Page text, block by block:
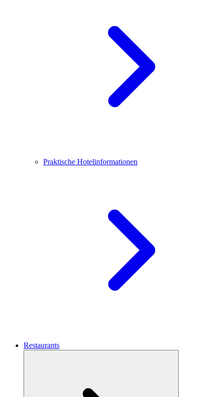
Praktische Hotelinformationen
Restaurants